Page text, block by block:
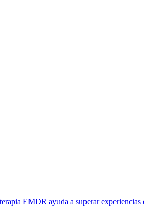
EMDR ayuda a superar